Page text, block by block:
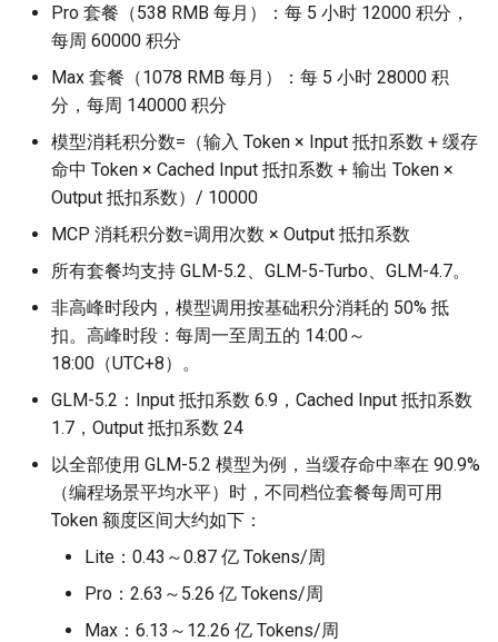
SPI (Serial Peripheral
Interface) 协议
Pro 套餐（538 RMB 每月）：每 5 小时 12000 积分，
每周 60000 积分
Max 套餐（1078 RMB 每月）：每 5 小时 28000 积
分，每周 140000 积分
模型消耗积分数=（输入 Token × Input 抵扣系数 + 缓存
命中 Token × Cached Input 抵扣系数 + 输出 Token ×
Output 抵扣系数）/ 10000
MCP 消耗积分数=调用次数 × Output 抵扣系数
所有套餐均支持 GLM-5.2、GLM-5-Turbo、GLM-4.7。
非高峰时段内，模型调用按基础积分消耗的 50% 抵
扣。高峰时段：每周一至周五的 14:00～
18:00（UTC+8）。
GLM-5.2：Input 抵扣系数 6.9，Cached Input 抵扣系数
1.7，Output 抵扣系数 24
以全部使用 GLM-5.2 模型为例，当缓存命中率在 90.9%
（编程场景平均水平）时，不同档位套餐每周可用
Token 额度区间大约如下：
Lite：0.43～0.87 亿 Tokens/周
Pro：2.63～5.26 亿 Tokens/周
Max：6.13～12.26 亿 Tokens/周